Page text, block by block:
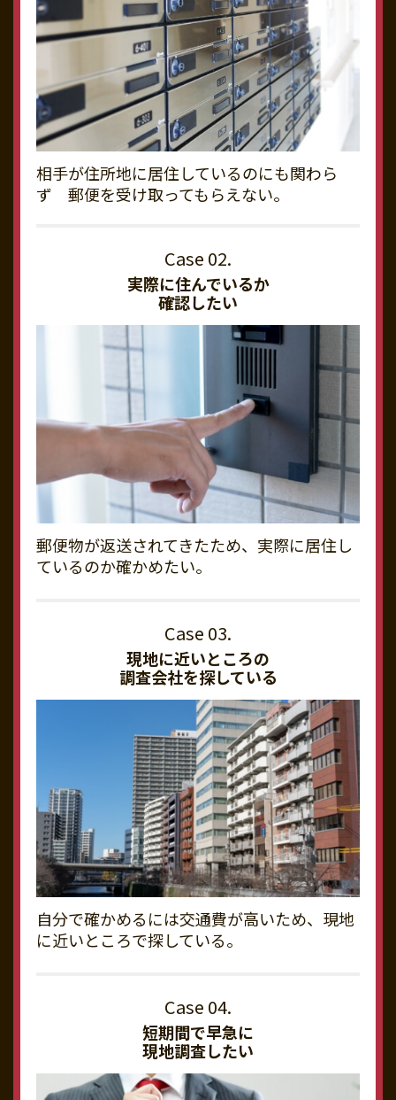
相手が住所地に居住しているのにも関わら
ず 郵便を受け取ってもらえない。
実際に住んでいるか
確認したい
郵便物が返送されてきたため、実際に居住し
ているのか確かめたい。
現地に近いところの
調査会社を探している
自分で確かめるには交通費が高いため、現地
に近いところで探している。
短期間で早急に
現地調査したい